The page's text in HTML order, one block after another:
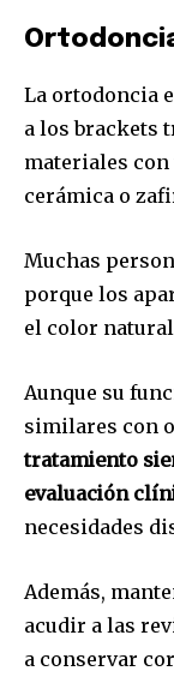
La ortodoncia
a los brackets
materiales
cerámica o
Muchas
porque los
el color
Aunque su
similares con
tratamiento
evaluación
necesidades
Además,
acudir a las
a conservar